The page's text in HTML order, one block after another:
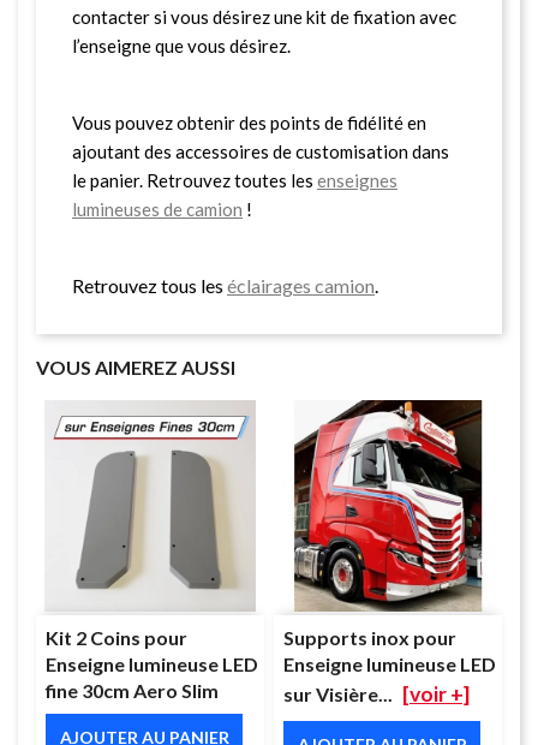
contacter si vous désirez une kit de fixation avec
l’enseigne que vous désirez.
Vous pouvez obtenir des points de fidélité en
ajoutant des accessoires de customisation dans
le panier. Retrouvez toutes les enseignes
lumineuses de camion !
Retrouvez tous les éclairages camion
VOUS AIMEREZ AUSSI
Kit 2 Coins pour
Enseigne lumineuse LED
fine 30cm Aero Slim
AJOUTER AU PANIER
Supports inox pour
Enseigne lumineuse LED
sur Visière...
[voir +]